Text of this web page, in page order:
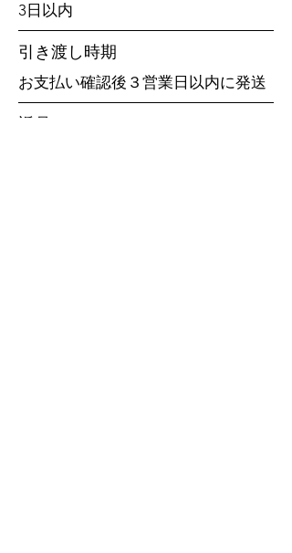
3日以内
引き渡し時期
お支払い確認後３営業日以内に発送
返品